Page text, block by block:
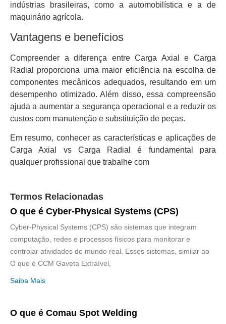
indústrias brasileiras, como a automobilística e a de
maquinário agrícola.
Vantagens e benefícios
Compreender a diferença entre Carga Axial e Carga
Radial proporciona uma maior eficiência na escolha de
componentes mecânicos adequados, resultando em um
desempenho otimizado. Além disso, essa compreensão
ajuda a aumentar a segurança operacional e a reduzir os
custos com manutenção e substituição de peças.
Em resumo, conhecer as características e aplicações de
Carga Axial vs Carga Radial é fundamental para
qualquer profissional que trabalhe com
Termos Relacionadas
O que é Cyber-Physical Systems (CPS)
Cyber-Physical Systems (CPS) são sistemas que integram
computação, redes e processos físicos para monitorar e
controlar atividades do mundo real. Esses sistemas, similar ao
O que é CCM Gaveta Extraível,
Saiba Mais
O que é Comau Spot Welding